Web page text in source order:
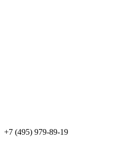
+7 (495) 979-89-19